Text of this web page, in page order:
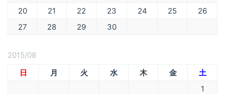
20
21 22 23 24 25
26
27
28 29 30
2015/08
日
月 火 水 木 金
土
1